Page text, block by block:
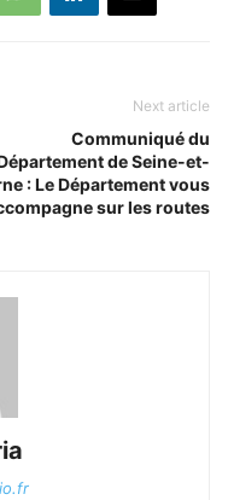
Next article
Communiqué du
de Seine-et-
: Le Département vous
sur les routes